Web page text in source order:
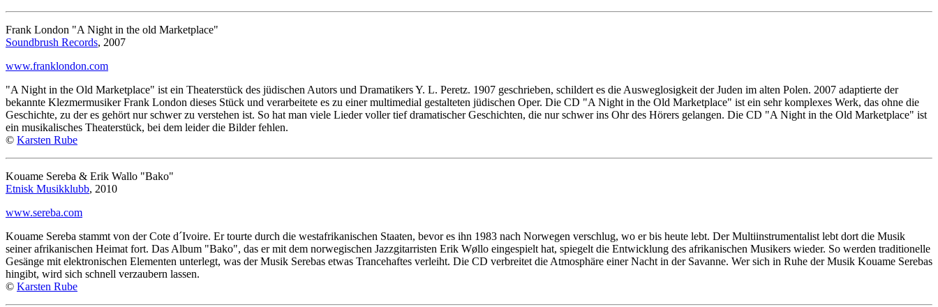
Frank London "A Night in the old Marketplace"
Soundbrush Records, 2007
www.franklondon.com
"A Night in the Old Marketplace" ist ein Theaterstück des jüdischen Autors und Dramatikers Y. L. Peretz. 1907 geschrieben, schildert es die Ausweglosigkeit der Juden im alten Polen. 2007 adaptierte der
bekannte Klezmermusiker Frank London dieses Stück und verarbeitete es zu einer multimedial gestalteten jüdischen Oper. Die CD "A Night in the Old Marketplace" ist ein sehr komplexes Werk, das ohne die
Geschichte, zu der es gehört nur schwer zu verstehen ist. So hat man viele Lieder voller tief dramatischer Geschichten, die nur schwer ins Ohr des Hörers gelangen. Die CD "A Night in the Old Marketplace" ist
ein musikalisches Theaterstück, bei dem leider die Bilder fehlen.
© Karsten Rube
Kouame Sereba & Erik Wallo "Bako"
Etnisk Musikklubb, 2010
www.sereba.com
Kouame Sereba stammt von der Cote d´Ivoire. Er tourte durch die westafrikanischen Staaten, bevor es ihn 1983 nach Norwegen verschlug, wo er bis heute lebt. Der Multiinstrumentalist lebt dort die Musik
seiner afrikanischen Heimat fort. Das Album "Bako", das er mit dem norwegischen Jazzgitarristen Erik Wøllo eingespielt hat, spiegelt die Entwicklung des afrikanischen Musikers wieder. So werden traditionelle
Gesänge mit elektronischen Elementen unterlegt, was der Musik Serebas etwas Trancehaftes verleiht. Die CD verbreitet die Atmosphäre einer Nacht in der Savanne. Wer sich in Ruhe der Musik Kouame Serebas
hingibt, wird sich schnell verzaubern lassen.
© Karsten Rube